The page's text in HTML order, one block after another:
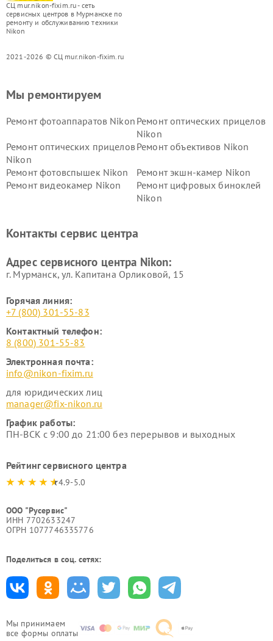
СЦ mur.nikon-fixim.ru - сеть
сервисных центров в Мурманске по
ремонту и обслуживанию техники
Nikon
2021-2026 © СЦ mur.nikon-fixim.ru
Мы принимаем
все формы оплаты
Мы ремонтируем
Ремонт фотоаппаратов Nikon Ремонт оптических прицелов
Nikon
Ремонт оптических прицелов
Nikon
Ремонт объективов Nikon
Ремонт фотовспышек Nikon
Ремонт экшн-камер Nikon
Ремонт видеокамер Nikon
Ремонт цифровых биноклей
Nikon
Ремонт цифровых монокуляров Nikon
Контакты сервис центра
Адрес сервисного центра Nikon:
г. Мурманск, ул. Капитана Орликовой, 15
Горячая линия:
+7 (800) 301-55-83
Контактный телефон:
8 (800) 301-55-83
Электронная почта:
info@nikon-fixim.ru
для юридических лиц
manager@fix-nikon.ru
График работы:
ПН-ВСК с 9:00 до 21:00 без перерывов и выходных
Рейтинг сервисного центра
4.9-5.0
ООО "Русервис"
ИНН 7702633247
ОГРН 1077746335776
Поделиться в соц. сетях: